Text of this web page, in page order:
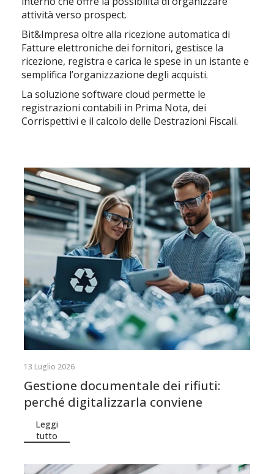
attività verso prospect.
Bit&Impresa oltre alla ricezione automatica di
Fatture elettroniche dei fornitori, gestisce la
ricezione, registra e carica le spese in un istante e
semplifica l’organizzazione degli acquisti.
La soluzione software cloud permette le
registrazioni contabili in Prima Nota, dei
Corrispettivi e il calcolo delle Destrazioni Fiscali.
13 Luglio 2026
Gestione documentale dei rifiuti:
perché digitalizzarla conviene
Leggi
tutto